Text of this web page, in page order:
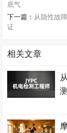
底气
下一篇： 从隐性故
证
相关文章